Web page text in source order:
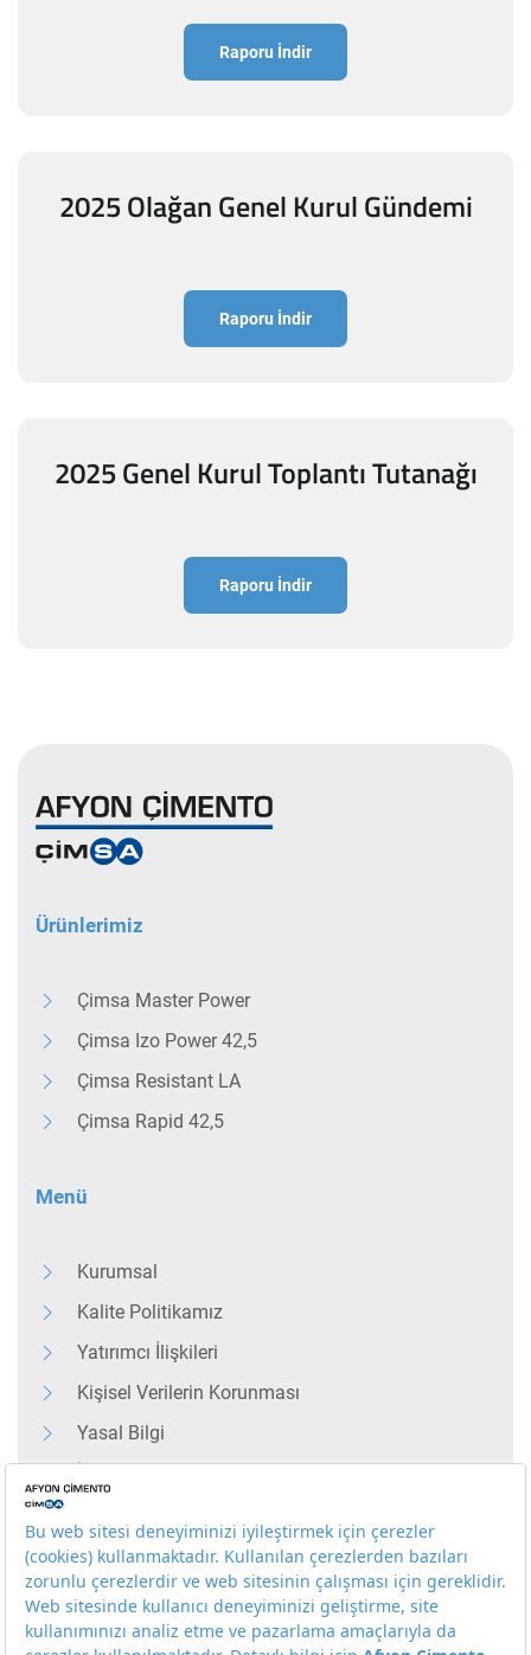
Raporu İndir
2025 Olağan Genel Kurul Gündemi
Raporu İndir
2025 Genel Kurul Toplantı Tutanağı
Raporu İndir
Ürünlerimiz
Çimsa Master Power
Çimsa Izo Power 42,5
Çimsa Resistant LA
Çimsa Rapid 42,5
Menü
Kurumsal
Kalite Politikamız
Yatırımcı İlişkileri
Kişisel Verilerin Korunması
Yasal Bilgi
Bize Ulaşın